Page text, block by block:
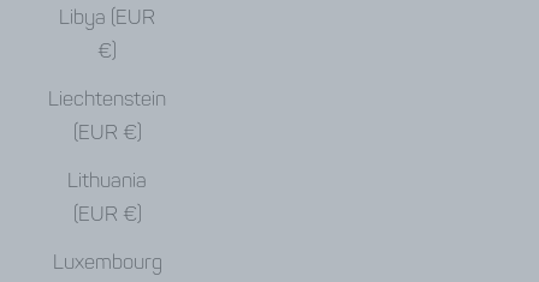
Libya (EUR
€)
Liechtenstein
(EUR €)
Lithuania
(EUR €)
Luxembourg